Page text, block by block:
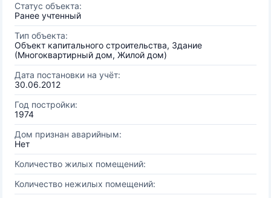
Статус объекта:
Ранее учтенный
Тип объекта:
Объект капитального строительства, Здание
(Многоквартирный дом, Жилой дом)
Дата постановки на учёт:
30.06.2012
Год постройки:
1974
Дом признан аварийным:
Нет
Количество жилых помещений:
Количество нежилых помещений: